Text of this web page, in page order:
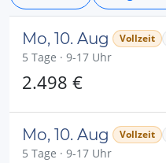
Mo, 10. Aug Vollzeit
5 Tage · 9-17 Uhr
2.498 €
Mo, 10. Aug Vollzeit
5 Tage · 9-17 Uhr